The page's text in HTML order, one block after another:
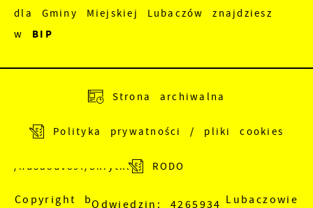
dla Gminy Miejskiej Lubaczów znajdziesz
w BIP
/nu5a8dv89f/SkrytkaESP
Strona archiwalna
Polityka prywatności / pliki cookies
RODO
Odwiedzin: 4265934
Copyright by Urząd Miejski w Lubaczowie